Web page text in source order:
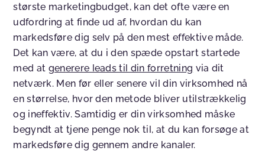
største marketingbudget, kan det ofte være en
udfordring at finde ud af, hvordan du kan
markedsføre dig selv på den mest effektive måde.
Det kan være, at du i den spæde opstart startede
med at generere leads til din forretning via dit
netværk. Men før eller senere vil din virksomhed nå
en størrelse, hvor den metode bliver utilstrækkelig
og ineffektiv. Samtidig er din virksomhed måske
begyndt at tjene penge nok til, at du kan forsøge at
markedsføre dig gennem andre kanaler.